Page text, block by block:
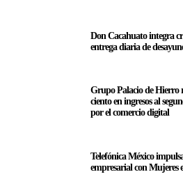
Don Cacahuato integra
entrega diaria de
Grupo Palacio de Hierro
ciento en ingresos al
por el comercio digital
Telefónica México
empresarial con Mujeres